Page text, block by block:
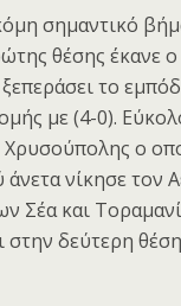
σημαντικό
θέσης έκανε
το
με (4-0).
Χρυσούπολης ο
νίκησε τον
Σέα και
στην δεύτερη